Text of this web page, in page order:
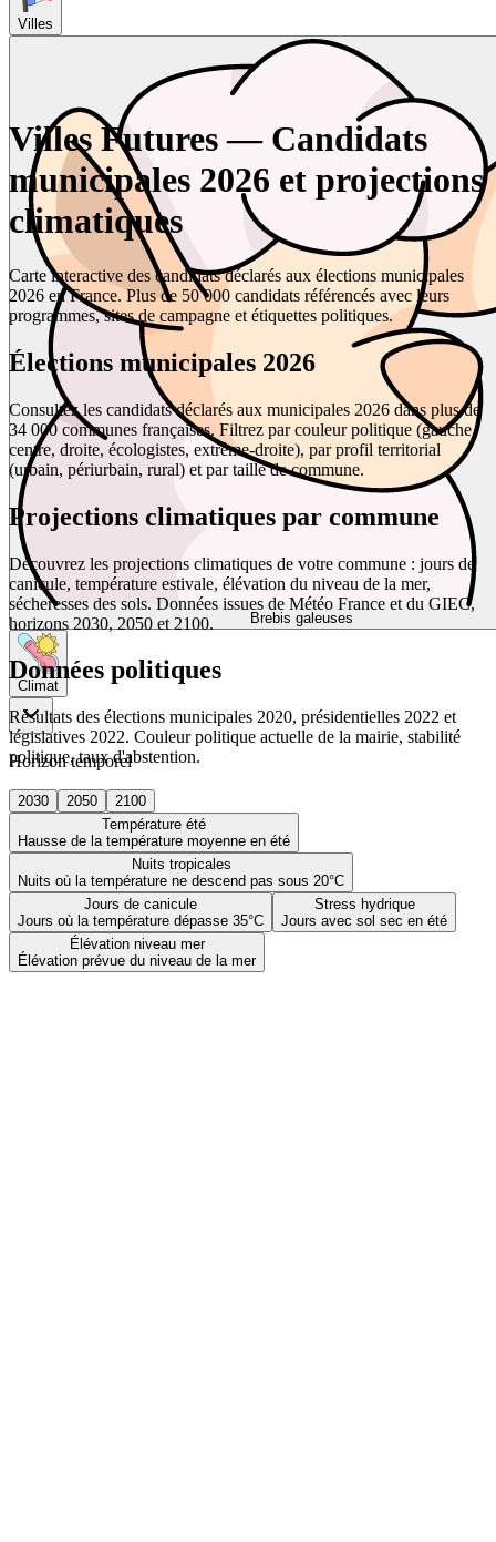
Villes
Brebis galeuses
Climat
Horizon temporel
2030 2050
2100
Température été
Hausse de la température moyenne en été
Nuits tropicales
Nuits où la température ne descend pas sous 20°C
Jours de canicule
Jours où la température dépasse 35°C
Stress hydrique
Jours avec sol sec en été
Élévation niveau mer
Élévation prévue du niveau de la mer
Villes Futures — Candidats
municipales 2026 et projections
climatiques
Carte interactive des candidats déclarés aux élections municipales
2026 en France. Plus de 50 000 candidats référencés avec leurs
programmes, sites de campagne et étiquettes politiques.
Élections municipales 2026
Consultez les candidats déclarés aux municipales 2026 dans plus de
34 000 communes françaises. Filtrez par couleur politique (gauche,
centre, droite, écologistes, extrême-droite), par profil territorial
(urbain, périurbain, rural) et par taille de commune.
Projections climatiques par commune
Découvrez les projections climatiques de votre commune : jours de
canicule, température estivale, élévation du niveau de la mer,
sécheresses des sols. Données issues de Météo France et du GIEC,
horizons 2030, 2050 et 2100.
Données politiques
Résultats des élections municipales 2020, présidentielles 2022 et
législatives 2022. Couleur politique actuelle de la mairie, stabilité
politique, taux d'abstention.